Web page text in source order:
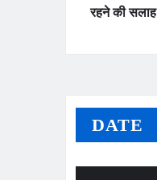
रहने की सलाह
DATE